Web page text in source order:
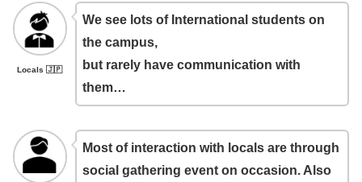
Locals 🇯🇵
We see lots of International students on
the campus,
but rarely have communication with
them…
Most of interaction with locals are through
social gathering event on occasion. Also